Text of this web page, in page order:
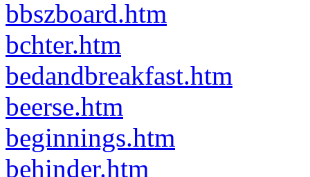
bbszboard.htm
bchter.htm
bedandbreakfast.htm
beerse.htm
beginnings.htm
behinder.htm